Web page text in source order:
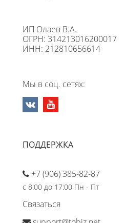
ИП Олаев В.А.
ОГРН: 314213016200017
ИНН: 212810656614
Мы в соц. сетях:
ПОДДЕРЖКА
+7 (906) 385-82-87
с 8:00 до 17:00 Пн - Пт
Связаться